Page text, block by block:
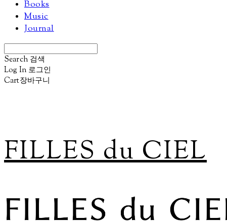
Books
Music
Journal
Search 검색
Log In 로그인
Cart장바구니
FILLES du CIEL